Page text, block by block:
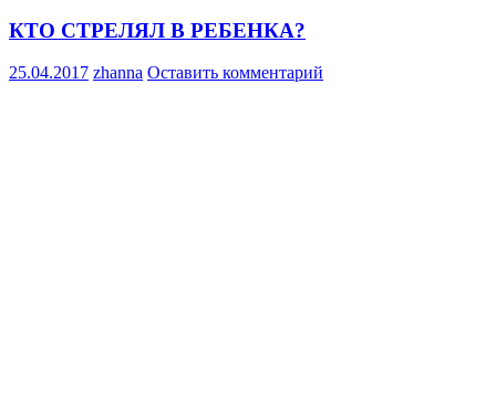
КТО СТРЕЛЯЛ В РЕБЕНКА?
25.04.2017 zhanna Оставить комментарий